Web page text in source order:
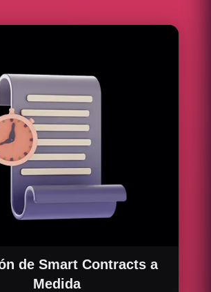
de Smart Contracts a
Medida